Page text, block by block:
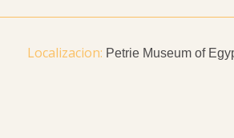
Petrie Museum of